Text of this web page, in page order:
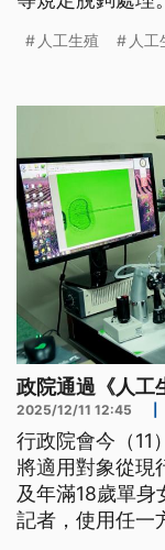
規範。
人工生殖 人工
政院通過《人工
2025/12/11 12:45
行政院會今（11
將適用對象從現
及年滿18歲單身
記者，使用任一